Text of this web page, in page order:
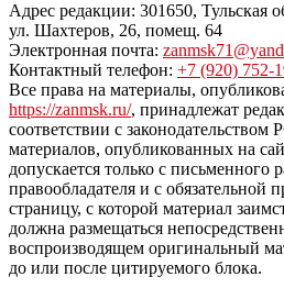
Адрес редакции: 301650, Тульская
ул. Шахтеров, 26, помещ. 64
Электронная почта:
Контактный телефон: +7 (920) 752-
Все права на материалы,
https://zanmsk.ru/, принадлежат
соответствии с
материалов, опубликованных на
допускается только с письменного
правообладателя и с обязательной
страницу, с которой материал
должна размещаться
воспроизводящем оригинальный
до или после цитируемого блока.